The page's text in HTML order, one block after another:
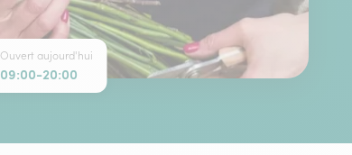
Ouvert aujourd'hui
09:00-20:00